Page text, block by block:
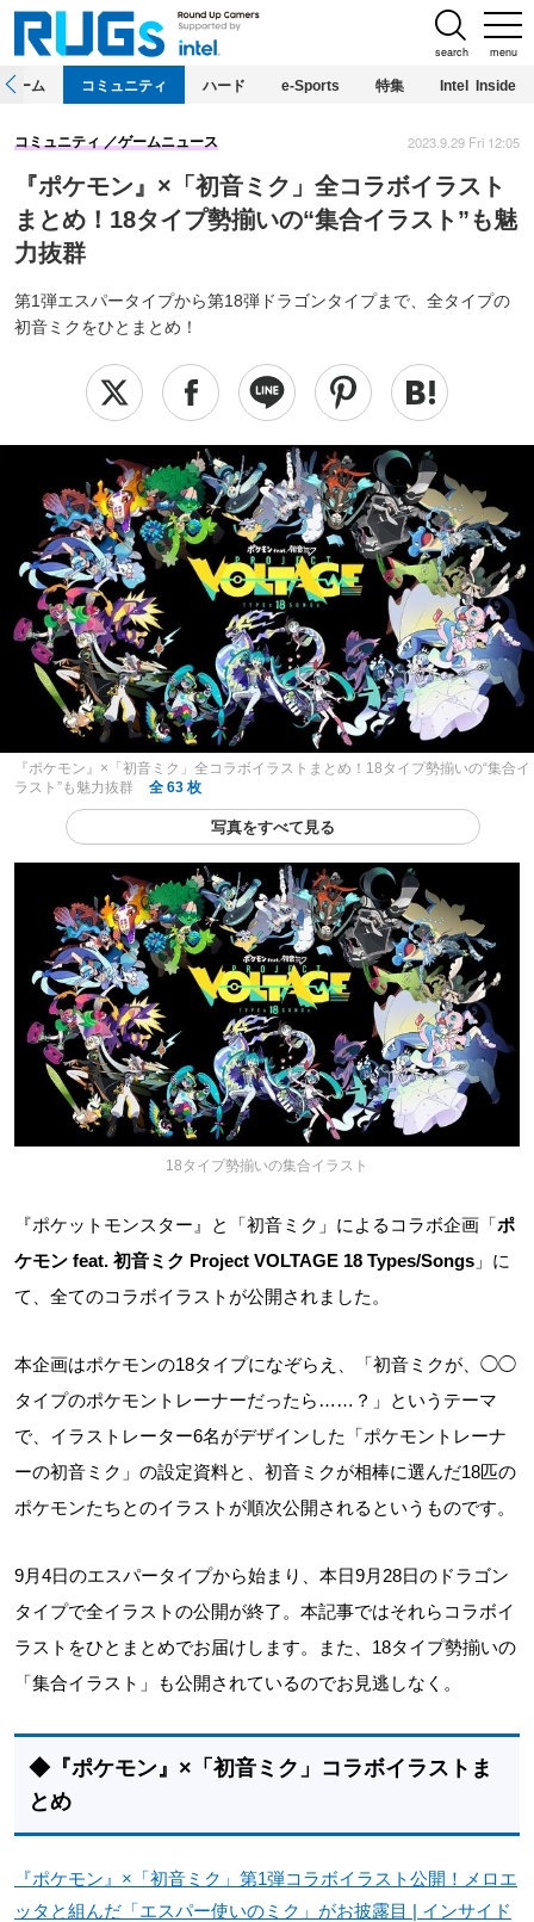
menu
search
ホーム コミュニティ ハード e-Sports 特集 Intel Inside
『ポケモン』×「初音ミク」全コラボイラスト
まとめ！18タイプ勢揃いの“集合イラスト”も魅
力抜群
第1弾エスパータイプから第18弾ドラゴンタイプまで、全タイプの
初音ミクをひとまとめ！
コミュニティ ゲームニュース 2023.9.29 Fri 12:05
『ポケモン』×「初音ミク」全コラボイラストまとめ！18タイプ勢揃いの“集合イ
ラスト”も魅力抜群
全 63 枚
写真をすべて見る
18タイプ勢揃いの集合イラスト
『ポケットモンスター』と「初音ミク」によるコラボ企画「ポ
ケモン feat. 初音ミク Project VOLTAGE 18 Types/Songs 」に
て、全てのコラボイラストが公開されました。
本企画はポケモンの18タイプになぞらえ、「初音ミクが、◯◯
タイプのポケモントレーナーだったら……？」というテーマ
で、イラストレーター6名がデザインした「ポケモントレーナ
ーの初音ミク」の設定資料と、初音ミクが相棒に選んだ18匹の
ポケモンたちとのイラストが順次公開されるというものです。
9月4日のエスパータイプから始まり、本日9月28日のドラゴン
タイプで全イラストの公開が終了。本記事ではそれらコラボイ
ラストをひとまとめでお届けします。また、18タイプ勢揃いの
「集合イラスト」も公開されているのでお見逃しなく。
◆『ポケモン』×「初音ミク」コラボイラストま
とめ
『ポケモン』×「初音ミク」第1弾コラボイラスト公開！メロエ
ッタと組んだ「エスパー使いのミク」がお披露目 | インサイド